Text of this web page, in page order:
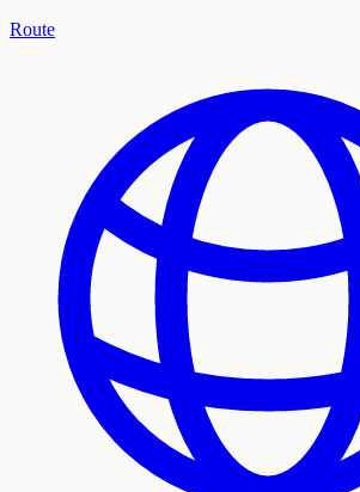
Route